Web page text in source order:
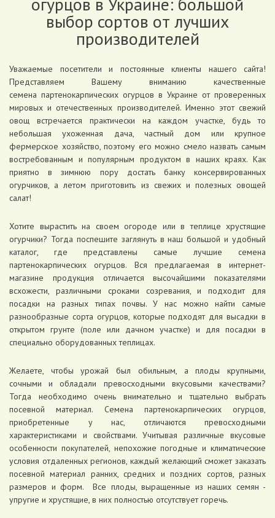
выбор сортов от лучших
производителей
Уважаемые посетители и постоянные клиенты нашего сайта!
Представляем Вашему вниманию качественные
семена партенокарпических огурцов в Украине от проверенных
мировых и отечественных производителей. Именно этот свежий
овощ встречается практически на каждом участке, будь то
небольшая ухоженная дача, частный дом или крупное
фермерское хозяйство, поэтому его можно смело назвать самым
востребованным и популярным продуктом в наших краях. Как
приятно в зимнюю пору достать банку консервированных
огурчиков, а летом приготовить из свежих и полезных овощей
салат!
Хотите вырастить на своем огороде или в теплице хрустящие
огурчики? Тогда поспешите заглянуть в наш большой и удобный
каталог, где представлены самые лучшие семена
партенокарпических огурцов. Вся предлагаемая в интернет-
магазине продукция отличается высочайшими показателями
всхожести, различными сроками созревания, и подходит для
посадки на разных типах почвы. У нас можно найти самые
разнообразные сорта огурцов, которые подходят для высадки в
открытом грунте (поле или дачном участке) и для посадки в
специально оборудованных теплицах.
Желаете, чтобы урожай был обильным, а плоды крупными,
сочными и обладали превосходными вкусовыми качествами?
Тогда необходимо очень внимательно и тщательно выбрать
посевной материал. Семена партенокарпических огурцов,
приобретенные у нас, отличаются превосходными
характеристиками и свойствами. Учитывая различные вкусовые
особенности покупателей, непохожие погодные и климатические
условия отдаленных регионов, каждый желающий сможет заказать
посевной материал ранних, средних и поздних сортов, разных
размеров и форм. Все плоды, выращенные из наших семян -
упругие и хрустящие, в них полностью отсутствует горечь.